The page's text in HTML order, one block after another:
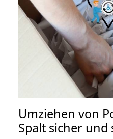
Umziehen von
Spalt sicher und